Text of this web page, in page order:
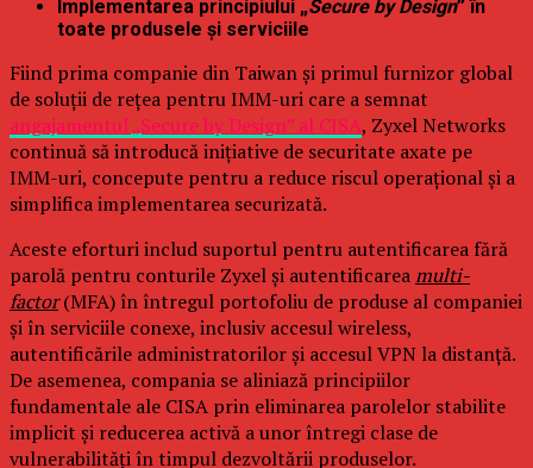
Implementarea principiului „Secure by Design” în
toate produsele și serviciile
Fiind prima companie din Taiwan și primul furnizor global
de soluții de rețea pentru IMM-uri care a semnat
angajamentul „Secure by Design” al CISA, Zyxel Networks
continuă să introducă inițiative de securitate axate pe
IMM-uri, concepute pentru a reduce riscul operațional și a
simplifica implementarea securizată.
Aceste eforturi includ suportul pentru autentificarea fără
parolă pentru conturile Zyxel și autentificareamulti-
factor(MFA) în întregul portofoliu de produse al companiei
și în serviciile conexe, inclusiv accesul wireless,
autentificările administratorilor și accesul VPN la distanță.
De asemenea, compania se aliniază principiilor
fundamentale ale CISA prin eliminarea parolelor stabilite
implicit și reducerea activă a unor întregi clase de
vulnerabilități în timpul dezvoltării produselor.